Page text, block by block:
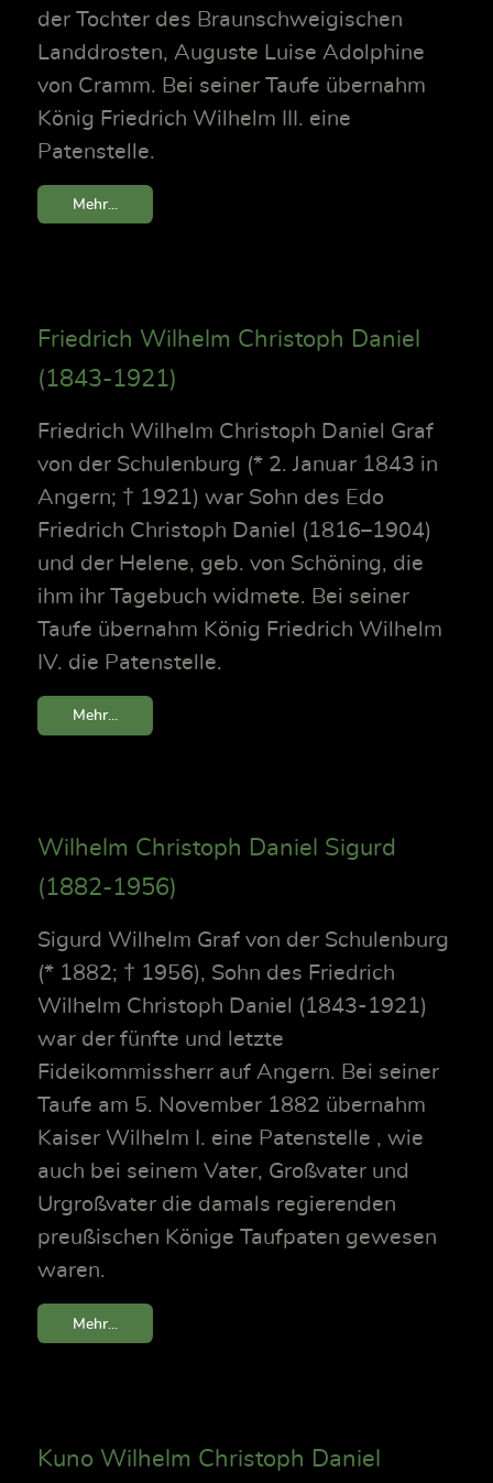
der Tochter des Braunschweigischen
Landdrosten, Auguste Luise Adolphine
von Cramm. Bei seiner Taufe übernahm
König Friedrich Wilhelm III. eine
Patenstelle.
Mehr...
Friedrich Wilhelm Christoph Daniel
(1843-1921)
Friedrich Wilhelm Christoph Daniel Graf
von der Schulenburg (* 2. Januar 1843 in
Angern; † 1921) war Sohn des Edo
Friedrich Christoph Daniel (1816–1904)
und der Helene, geb. von Schöning, die
ihm ihr Tagebuch widmete. Bei seiner
Taufe übernahm König Friedrich Wilhelm
IV. die Patenstelle.
Mehr...
Wilhelm Christoph Daniel Sigurd
(1882-1956)
Sigurd Wilhelm Graf von der Schulenburg
(* 1882; † 1956), Sohn des Friedrich
Wilhelm Christoph Daniel (1843-1921)
war der fünfte und letzte
Fideikommissherr auf Angern. Bei seiner
Taufe am 5. November 1882 übernahm
Kaiser Wilhelm I. eine Patenstelle , wie
auch bei seinem Vater, Großvater und
Urgroßvater die damals regierenden
preußischen Könige Taufpaten gewesen
waren.
Mehr...
Kuno Wilhelm Christoph Daniel